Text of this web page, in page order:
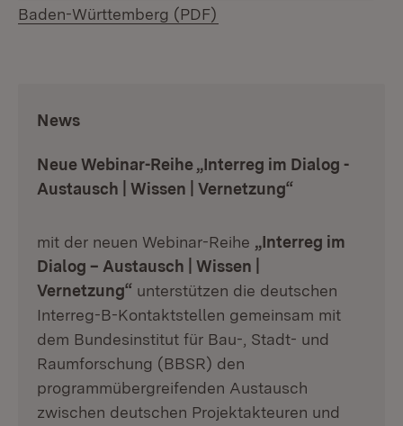
Baden-Württemberg (PDF)
:News
Neue Webinar-Reihe „Interreg im Dialog -
Austausch | Wissen | Vernetzung“
mit der neuen Webinar-Reihe „Interreg im
Dialog – Austausch | Wissen |
Vernetzung“ unterstützen die deutschen
Interreg-B-Kontaktstellen gemeinsam mit
dem Bundesinstitut für Bau-, Stadt- und
Raumforschung (BBSR) den
programmübergreifenden Austausch
zwischen deutschen Projektakteuren und